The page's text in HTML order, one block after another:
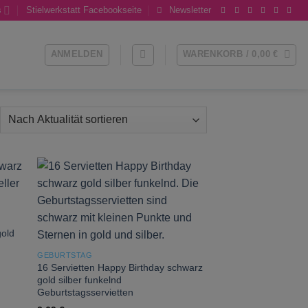
Stielwerkstatt Facebookseite Newsletter
ANMELDEN WARENKORB / 0,00€
GEBURTSTAG
16 Servietten Happy Birthday schwarz
gold silber funkelnd
Geburtstagsservietten